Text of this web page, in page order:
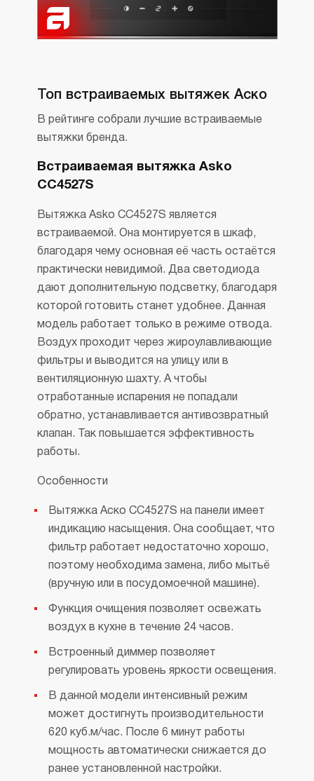
Топ встраиваемых вытяжек Аско
В рейтинге собрали лучшие встраиваемые
вытяжки бренда.
Встраиваемая вытяжка Asko
CC4527S
Вытяжка Asko CC4527S является
встраиваемой. Она монтируется в шкаф,
благодаря чему основная её часть остаётся
практически невидимой. Два светодиода
дают дополнительную подсветку, благодаря
которой готовить станет удобнее. Данная
модель работает только в режиме отвода.
Воздух проходит через жироулавливающие
фильтры и выводится на улицу или в
вентиляционную шахту. А чтобы
отработанные испарения не попадали
обратно, устанавливается антивозвратный
клапан. Так повышается эффективность
работы.
Особенности
Вытяжка Аско CC4527S на панели имеет
индикацию насыщения. Она сообщает, что
фильтр работает недостаточно хорошо,
поэтому необходима замена, либо мытьё
(вручную или в посудомоечной машине).
Функция очищения позволяет освежать
воздух в кухне в течение 24 часов.
Встроенный диммер позволяет
регулировать уровень яркости освещения.
В данной модели интенсивный режим
может достигнуть производительности
620 куб.м/час. После 6 минут работы
мощность автоматически снижается до
ранее установленной настройки.